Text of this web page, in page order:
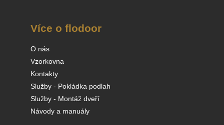
Více o flodoor
O nás
Vzorkovna
Kontakty
Služby - Pokládka podlah
Služby - Montáž dveří
Návody a manuály